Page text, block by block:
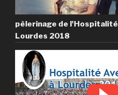
pèlerinage de
Lourdes 2018